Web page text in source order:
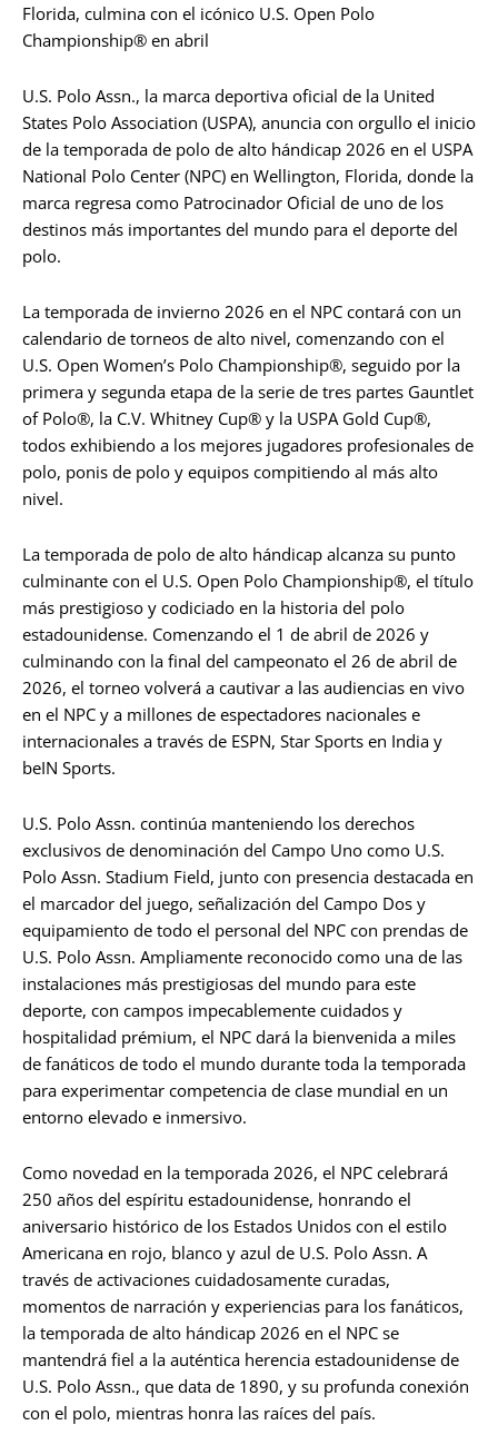
Florida, culmina con el icónico U.S. Open Polo
Championship® en abril
U.S. Polo Assn., la marca deportiva oficial de la United
States Polo Association (USPA), anuncia con orgullo el inicio
de la temporada de polo de alto hándicap 2026 en el USPA
National Polo Center (NPC) en Wellington, Florida, donde la
marca regresa como Patrocinador Oficial de uno de los
destinos más importantes del mundo para el deporte del
polo.
La temporada de invierno 2026 en el NPC contará con un
calendario de torneos de alto nivel, comenzando con el
U.S. Open Women’s Polo Championship®, seguido por la
primera y segunda etapa de la serie de tres partes Gauntlet
of Polo®, la C.V. Whitney Cup® y la USPA Gold Cup®,
todos exhibiendo a los mejores jugadores profesionales de
polo, ponis de polo y equipos compitiendo al más alto
nivel.
La temporada de polo de alto hándicap alcanza su punto
culminante con el U.S. Open Polo Championship®, el título
más prestigioso y codiciado en la historia del polo
estadounidense. Comenzando el 1 de abril de 2026 y
culminando con la final del campeonato el 26 de abril de
2026, el torneo volverá a cautivar a las audiencias en vivo
en el NPC y a millones de espectadores nacionales e
internacionales a través de ESPN, Star Sports en India y
beIN Sports.
U.S. Polo Assn. continúa manteniendo los derechos
exclusivos de denominación del Campo Uno como U.S.
Polo Assn. Stadium Field, junto con presencia destacada en
el marcador del juego, señalización del Campo Dos y
equipamiento de todo el personal del NPC con prendas de
U.S. Polo Assn. Ampliamente reconocido como una de las
instalaciones más prestigiosas del mundo para este
deporte, con campos impecablemente cuidados y
hospitalidad prémium, el NPC dará la bienvenida a miles
de fanáticos de todo el mundo durante toda la temporada
para experimentar competencia de clase mundial en un
entorno elevado e inmersivo.
Como novedad en la temporada 2026, el NPC celebrará
250 años del espíritu estadounidense, honrando el
aniversario histórico de los Estados Unidos con el estilo
Americana en rojo, blanco y azul de U.S. Polo Assn. A
través de activaciones cuidadosamente curadas,
momentos de narración y experiencias para los fanáticos,
la temporada de alto hándicap 2026 en el NPC se
mantendrá fiel a la auténtica herencia estadounidense de
U.S. Polo Assn., que data de 1890, y su profunda conexión
con el polo, mientras honra las raíces del país.